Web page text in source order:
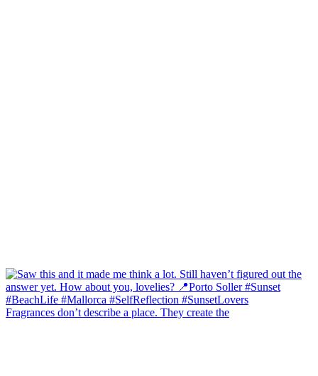
Fragrances don’t describe a place. They create the